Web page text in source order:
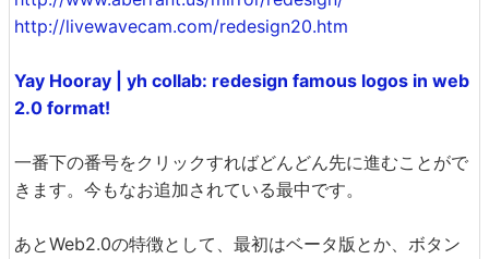
http://livewavecam.com/redesign20.htm
Yay Hooray | yh collab: redesign famous logos in web
2.0 format!
一番下の番号をクリックすればどんどん先に進むことがで
きます。今もなお追加されている最中です。
あとWeb2.0の特徴として、最初はベータ版とか、ボタン